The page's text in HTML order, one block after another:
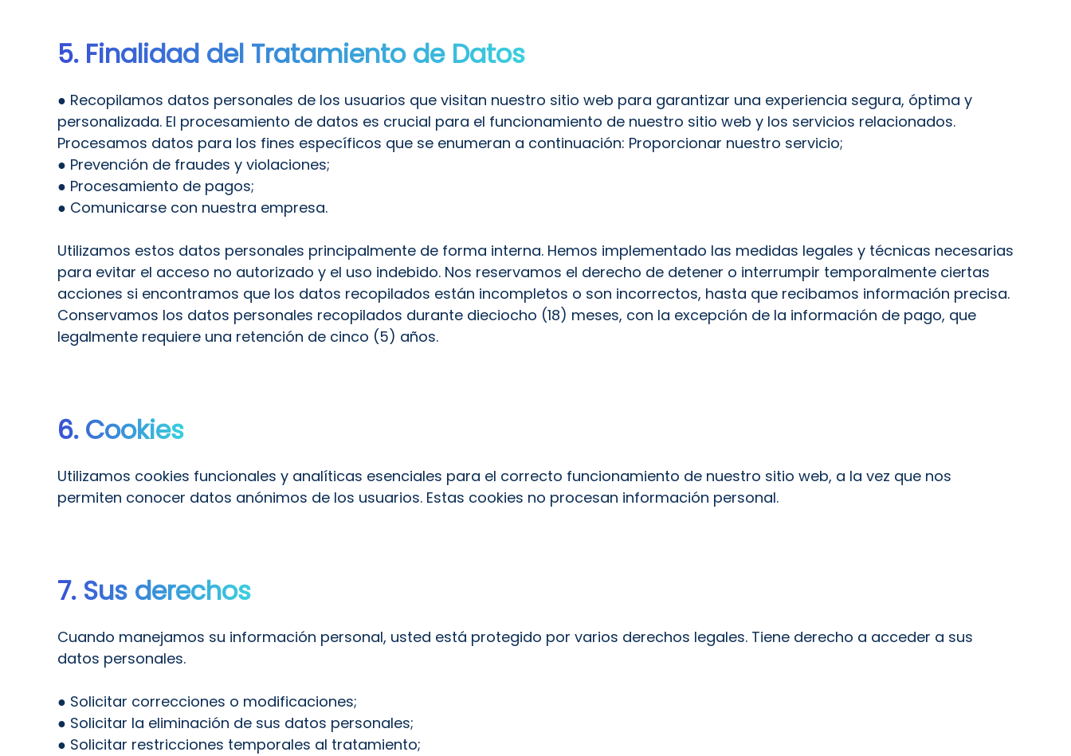
5. Finalidad del Tratamiento de Datos
● Recopilamos datos personales de los usuarios que visitan nuestro sitio web para garantizar una experiencia segura, óptima y
personalizada. El procesamiento de datos es crucial para el funcionamiento de nuestro sitio web y los servicios relacionados.
Procesamos datos para los fines específicos que se enumeran a continuación: Proporcionar nuestro servicio;
● Prevención de fraudes y violaciones;
● Procesamiento de pagos;
● Comunicarse con nuestra empresa.
Utilizamos estos datos personales principalmente de forma interna. Hemos implementado las medidas legales y técnicas necesarias
para evitar el acceso no autorizado y el uso indebido. Nos reservamos el derecho de detener o interrumpir temporalmente ciertas
acciones si encontramos que los datos recopilados están incompletos o son incorrectos, hasta que recibamos información precisa.
Conservamos los datos personales recopilados durante dieciocho (18) meses, con la excepción de la información de pago, que
legalmente requiere una retención de cinco (5) años.
6. Cookies
Utilizamos cookies funcionales y analíticas esenciales para el correcto funcionamiento de nuestro sitio web, a la vez que nos
permiten conocer datos anónimos de los usuarios. Estas cookies no procesan información personal.
7. Sus derechos
Cuando manejamos su información personal, usted está protegido por varios derechos legales. Tiene derecho a acceder a sus
datos personales.
● Solicitar correcciones o modificaciones;
● Solicitar la eliminación de sus datos personales;
● Solicitar restricciones temporales al tratamiento;